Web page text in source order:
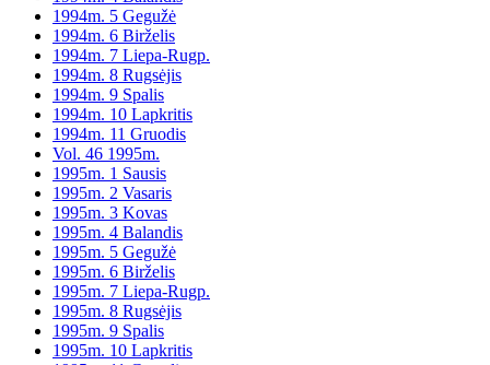
1994m. 5 Gegužė
1994m. 6 Birželis
1994m. 7 Liepa-Rugp.
1994m. 8 Rugsėjis
1994m. 9 Spalis
1994m. 10 Lapkritis
1994m. 11 Gruodis
Vol. 46 1995m.
1995m. 1 Sausis
1995m. 2 Vasaris
1995m. 3 Kovas
1995m. 4 Balandis
1995m. 5 Gegužė
1995m. 6 Birželis
1995m. 7 Liepa-Rugp.
1995m. 8 Rugsėjis
1995m. 9 Spalis
1995m. 10 Lapkritis